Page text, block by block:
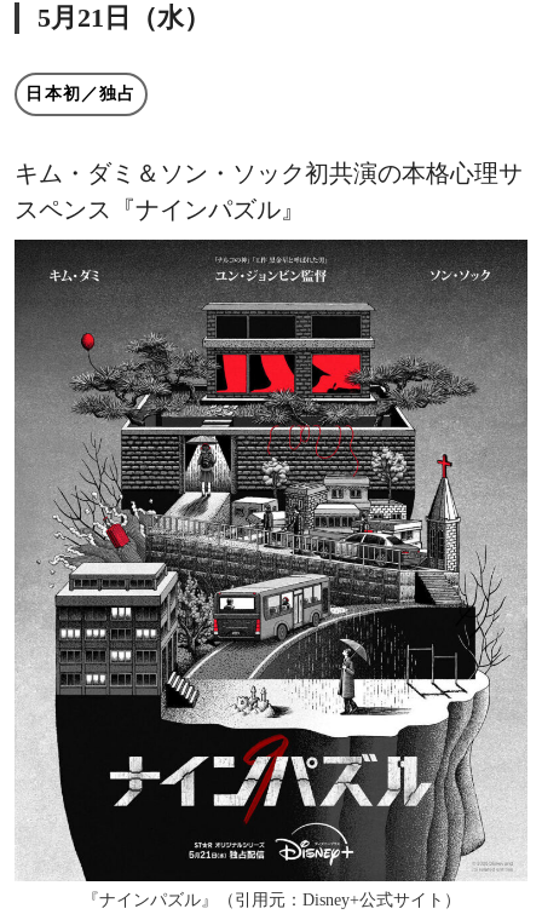
5月21日（水）
日本初／独占
キム・ダミ＆ソン・ソック初共演の本格心理サ
スペンス『ナインパズル』
『ナインパズル』（引用元：Disney+公式サイト）